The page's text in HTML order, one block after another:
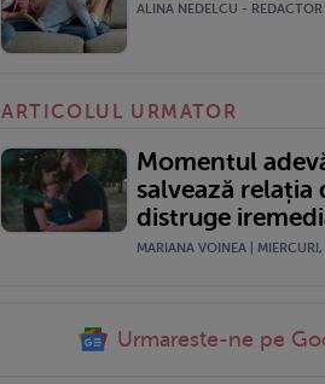
ALINA NEDELCU -
ARTICOLUL URMATOR
Momentul
salvează relația
distruge
MARIANA VOINEA |
Urmareste-ne pe